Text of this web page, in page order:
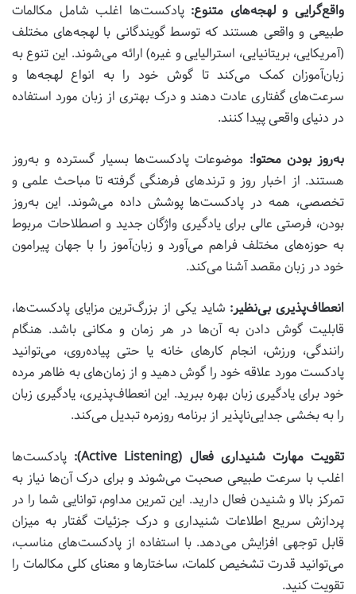
واقع‌گرایی و لهجه‌های متنوع: پادکست‌ها اغلب شامل مکالمات
طبیعی و واقعی هستند که توسط گویندگانی با لهجه‌های مختلف
(آمریکایی، بریتانیایی، استرالیایی و غیره) ارائه می‌شوند. این تنوع به
زبان‌آموزان کمک می‌کند تا گوش خود را به انواع لهجه‌ها و
سرعت‌های گفتاری عادت دهند و درک بهتری از زبان مورد استفاده
در دنیای واقعی پیدا کنند.
به‌روز بودن محتوا: موضوعات پادکست‌ها بسیار گسترده و به‌روز
هستند. از اخبار روز و ترندهای فرهنگی گرفته تا مباحث علمی و
تخصصی، همه در پادکست‌ها پوشش داده می‌شوند. این به‌روز
بودن، فرصتی عالی برای یادگیری واژگان جدید و اصطلاحات مربوط
به حوزه‌های مختلف فراهم می‌آورد و زبان‌آموز را با جهان پیرامون
خود در زبان مقصد آشنا می‌کند.
انعطاف‌پذیری بی‌نظیر: شاید یکی از بزرگ‌ترین مزایای پادکست‌ها،
قابلیت گوش دادن به آن‌ها در هر زمان و مکانی باشد. هنگام
رانندگی، ورزش، انجام کارهای خانه یا حتی پیاده‌روی، می‌توانید
پادکست مورد علاقه خود را گوش دهید و از زمان‌های به ظاهر مرده
خود برای یادگیری زبان بهره ببرید. این انعطاف‌پذیری، یادگیری زبان
را به بخشی جدایی‌ناپذیر از برنامه روزمره تبدیل می‌کند.
تقویت مهارت شنیداری فعال (Active Listening):
پادکست‌ها
اغلب با سرعت طبیعی صحبت می‌شوند و برای درک آن‌ها نیاز به
تمرکز بالا و شنیدن فعال دارید. این تمرین مداوم، توانایی شما را در
پردازش سریع اطلاعات شنیداری و درک جزئیات گفتار به میزان
قابل توجهی افزایش می‌دهد. با استفاده از پادکست‌های مناسب،
می‌توانید قدرت تشخیص کلمات، ساختارها و معنای کلی مکالمات را
تقویت کنید.